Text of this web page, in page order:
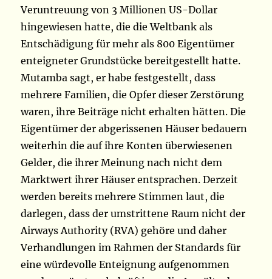
Veruntreuung von 3 Millionen US-Dollar
hingewiesen hatte, die die Weltbank als
Entschädigung für mehr als 800 Eigentümer
enteigneter Grundstücke bereitgestellt hatte.
Mutamba sagt, er habe festgestellt, dass
mehrere Familien, die Opfer dieser Zerstörung
waren, ihre Beiträge nicht erhalten hätten. Die
Eigentümer der abgerissenen Häuser bedauern
weiterhin die auf ihre Konten überwiesenen
Gelder, die ihrer Meinung nach nicht dem
Marktwert ihrer Häuser entsprachen. Derzeit
werden bereits mehrere Stimmen laut, die
darlegen, dass der umstrittene Raum nicht der
Airways Authority (RVA) gehöre und daher
Verhandlungen im Rahmen der Standards für
eine würdevolle Enteignung aufgenommen